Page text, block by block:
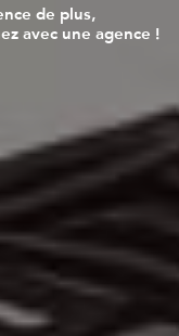
de plus,
avec une agence !